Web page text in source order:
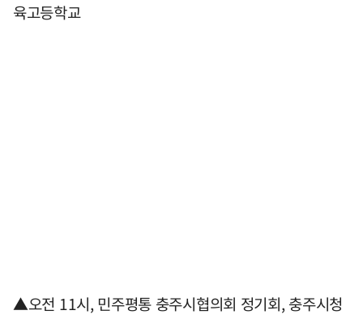
육고등학교
▲오전 11시, 민주평통 충주시협의회 정기회, 충주시청